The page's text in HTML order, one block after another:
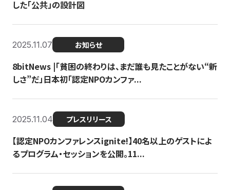
した「公共」の設計図
2025.11.07 お知らせ
8bitNews |「貧困の終わりは、まだ誰も見たことがない“新
しさ”だ」日本初「認定NPOカンファ...
2025.11.04 プレスリリース
【認定NPOカンファレンスignite!】40名以上のゲストによ
るプログラム・セッションを公開。11...